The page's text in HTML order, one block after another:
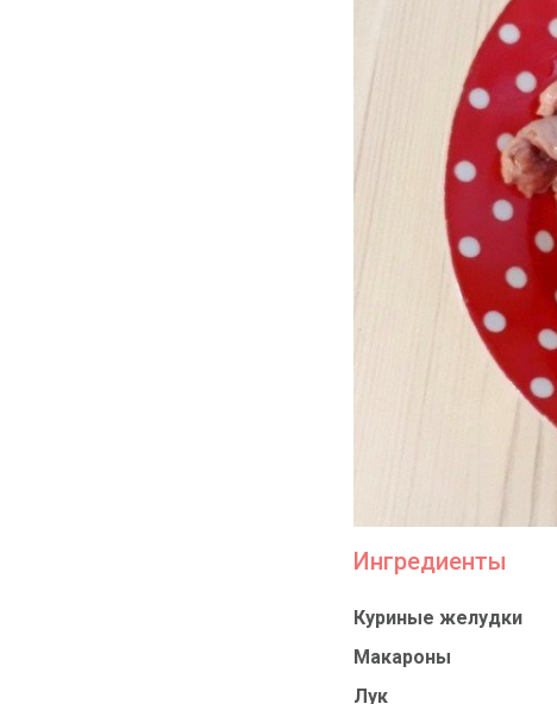
Ингредиенты
Куриные желудки
Макароны
Лук